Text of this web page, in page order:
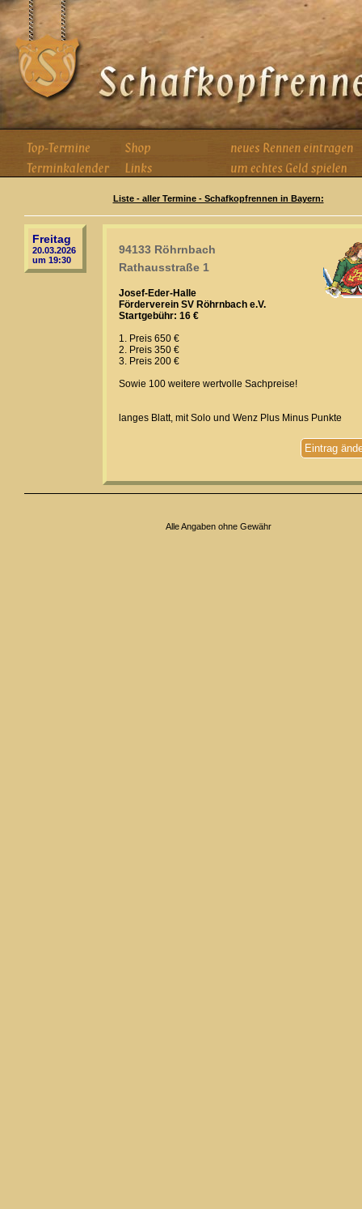
Liste - aller Termine - Schafkopfrennen in Bayern:
Freitag
20.03.2026
um 19:30
94133 Röhrnbach
Rathausstraße 1
Josef-Eder-Halle
Förderverein SV Röhrnbach e.V.
Startgebühr: 16 €
1. Preis 650 €
2. Preis 350 €
3. Preis 200 €
Sowie 100 weitere wertvolle Sachpreise!
langes Blatt, mit Solo und Wenz Plus Minus Punkte
Eintrag
Alle Angaben ohne Gewähr